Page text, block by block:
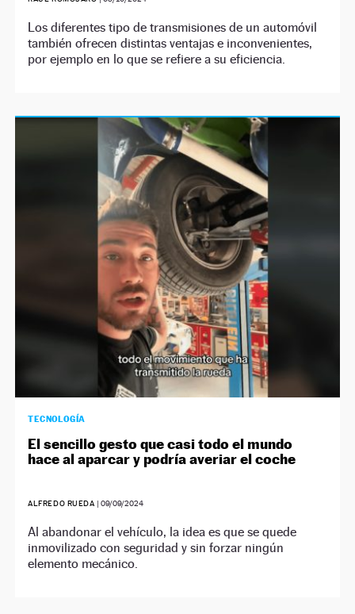
Los diferentes tipo de transmisiones de un automóvil
también ofrecen distintas ventajas e inconvenientes,
por ejemplo en lo que se refiere a su eficiencia.
TECNOLOGÍA
El sencillo gesto que casi todo el mundo
hace al aparcar y podría averiar el coche
ALFREDO RUEDA | 09/09/2024
Al abandonar el vehículo, la idea es que se quede
inmovilizado con seguridad y sin forzar ningún
elemento mecánico.